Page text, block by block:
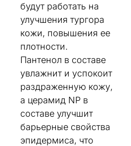
будут работать на
улучшения тургора
кожи, повышения ее
плотности.
Пантенол в составе
увлажнит и успокоит
раздраженную кожу,
а церамид NP в
составе улучшит
барьерные свойства
эпидермиса, что